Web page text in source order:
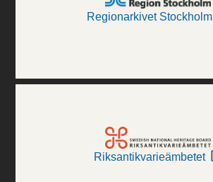
Regionarkivet Stockholm
Riksantikvarieämbetet